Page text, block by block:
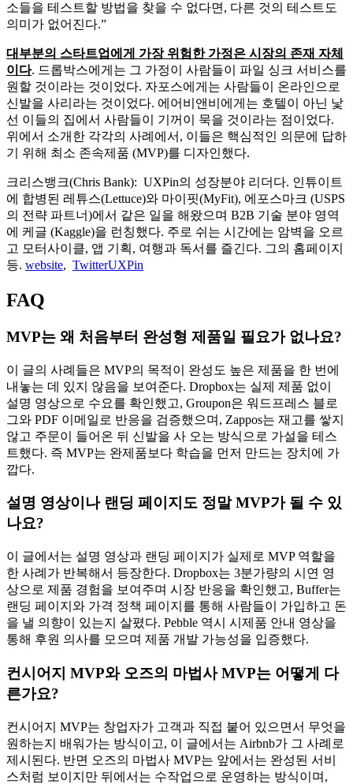
소들을 테스트할 방법을 찾을 수 없다면, 다른 것의 테스트도
의미가 없어진다.”
대부분의 스타트업에게 가장 위험한 가정은 시장의 존재 자체
이다. 드롭박스에게는 그 가정이 사람들이 파일 싱크 서비스를
원할 것이라는 것이었다. 자포스에게는 사람들이 온라인으로
신발을 사리라는 것이었다. 에어비앤비에게는 호텔이 아닌 낯
선 이들의 집에서 사람들이 기꺼이 묵을 것이라는 점이었다.
위에서 소개한 각각의 사례에서, 이들은 핵심적인 의문에 답하
기 위해 최소 존속제품 (MVP)를 디자인했다.
크리스뱅크(Chris Bank): UXPin의 성장분야 리더다. 인튜이트
에 합병된 레튜스(Lettuce)와 마이핏(MyFit), 에포스마크 (USPS
의 전략 파트너)에서 같은 일을 해왔으며 B2B 기술 분야 영역
에 케글 (Kaggle)을 런칭했다. 주로 쉬는 시간에는 암벽을 오르
고 모터사이클, 앱 기획, 여행과 독서를 즐긴다. 그의 홈페이지
등. website, TwitterUXPin
FAQ
MVP는 왜 처음부터 완성형 제품일 필요가 없나요?
이 글의 사례들은 MVP의 목적이 완성도 높은 제품을 한 번에
내놓는 데 있지 않음을 보여준다. Dropbox는 실제 제품 없이
설명 영상으로 수요를 확인했고, Groupon은 워드프레스 블로
그와 PDF 이메일로 반응을 검증했으며, Zappos는 재고를 쌓지
않고 주문이 들어온 뒤 신발을 사 오는 방식으로 가설을 테스
트했다. 즉 MVP는 완제품보다 학습을 먼저 만드는 장치에 가
깝다.
설명 영상이나 랜딩 페이지도 정말 MVP가 될 수 있
나요?
이 글에서는 설명 영상과 랜딩 페이지가 실제로 MVP 역할을
한 사례가 반복해서 등장한다. Dropbox는 3분가량의 시연 영
상으로 제품 경험을 보여주며 시장 반응을 확인했고, Buffer는
랜딩 페이지와 가격 정책 페이지를 통해 사람들이 가입하고 돈
을 낼 의향이 있는지 살폈다. Pebble 역시 시제품 안내 영상을
통해 후원 의사를 모으며 제품 개발 가능성을 입증했다.
컨시어지 MVP와 오즈의 마법사 MVP는 어떻게 다
른가요?
컨시어지 MVP는 창업자가 고객과 직접 붙어 있으면서 무엇을
원하는지 배워가는 방식이고, 이 글에서는 Airbnb가 그 사례로
제시된다. 반면 오즈의 마법사 MVP는 앞에서는 완성된 서비
스처럼 보이지만 뒤에서는 수작업으로 운영하는 방식이며,